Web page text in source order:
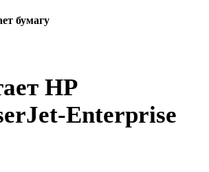
бумагу
HP
Enterprise